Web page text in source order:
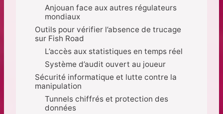
Anjouan face aux autres régulateurs
mondiaux
Outils pour vérifier l’absence de trucage
sur Fish Road
L’accès aux statistiques en temps réel
Système d’audit ouvert au joueur
Sécurité informatique et lutte contre la
manipulation
Tunnels chiffrés et protection des
données